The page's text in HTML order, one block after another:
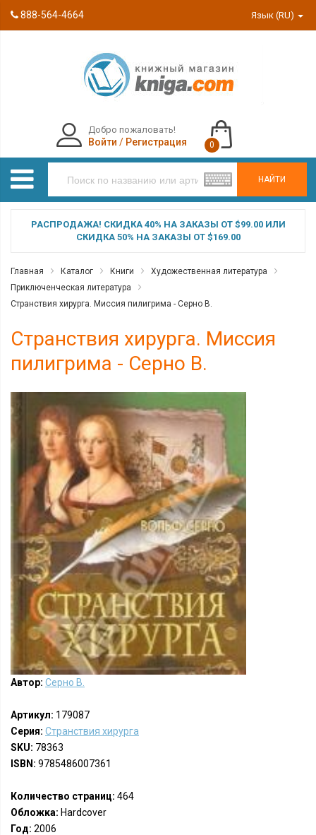
888-564-4664 Язык (RU)
НАЙТИ
Добро пожаловать!
Войти / Регистрация 0
РАСПРОДАЖА! СКИДКА 40% НА ЗАКАЗЫ ОТ $99.00 ИЛИ
СКИДКА 50% НА ЗАКАЗЫ ОТ $169.00
Главная Каталог Книги
Художественная литература
Приключенческая литература
Странствия хирурга. Миссия пилигрима - Серно В.
Странствия хирурга. Миссия
пилигрима - Серно В.
Автор: Серно В.
Артикул: 179087
Серия: Странствия хирурга
SKU: 78363
ISBN: 9785486007361
Количество страниц: 464
Обложка: Hardcover
Год: 2006